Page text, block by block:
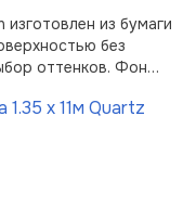
из бумаги
без
оттенков. Фон
фотографов.
вертикальное
x 11м Quartz